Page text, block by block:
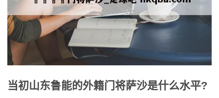
当初山东鲁能的外籍门将萨沙是什么水平?